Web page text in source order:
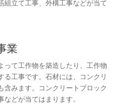
組立て工事、外構工事などが当て
業
って工作物を築造したり、工作物
る工事です。石材には、コンクリ
含みます。コンクリートブロック
どが当てはまります。